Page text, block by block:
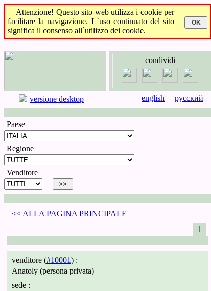
Attenzione! Questo sito web utilizza i cookie per
facilitare la navigazione. L`uso continuato del sito
significa il consenso all`utilizzo dei cookie.
condividi
versione desktop english русский
Paese
Regione
Venditore
<< ALLA PAGINA PRINCIPALE
1
venditore (#10001) :
Anatoly (persona privata)
sede :